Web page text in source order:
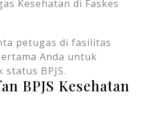
Kesehatan di Faskes
petugas di fasilitas
Anda untuk
status BPJS.
BPJS Kesehatan